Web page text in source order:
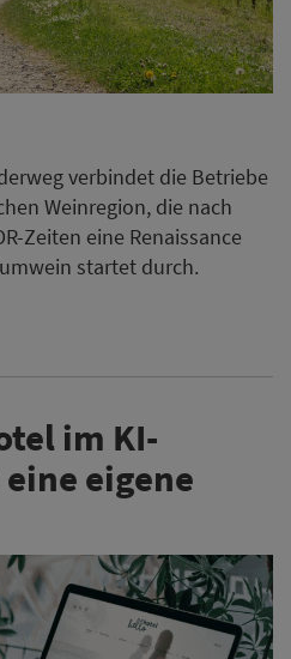
verbindet die Betriebe
Weinregion, die nach
Zeiten eine Renaissance
startet durch.
im KI-
eigene